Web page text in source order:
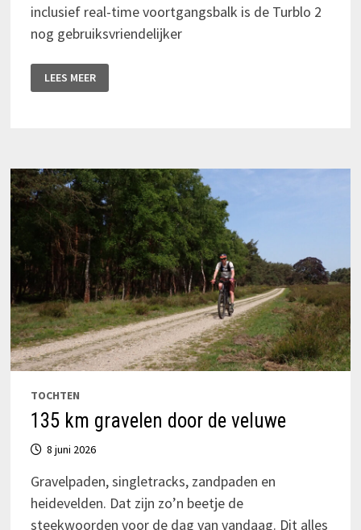
inclusief real-time voortgangsbalk is de Turblo 2
nog gebruiksvriendelijker
DYNAMIC
LANCEERT
TURBLO
MINI-
FIETSPOMP
LEES MEER
TOCHTEN
135 km gravelen door de veluwe
8 juni 2026
Gravelpaden, singletracks, zandpaden en
heidevelden. Dat zijn zo’n beetje de
steekwoorden voor de dag van vandaag. Dit alles